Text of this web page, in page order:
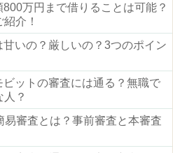
万円まで借りることは可能？
介！
いの？厳しいの？3つのポイン
ットの審査には通る？無職で
？
審査とは？事前審査と本審査